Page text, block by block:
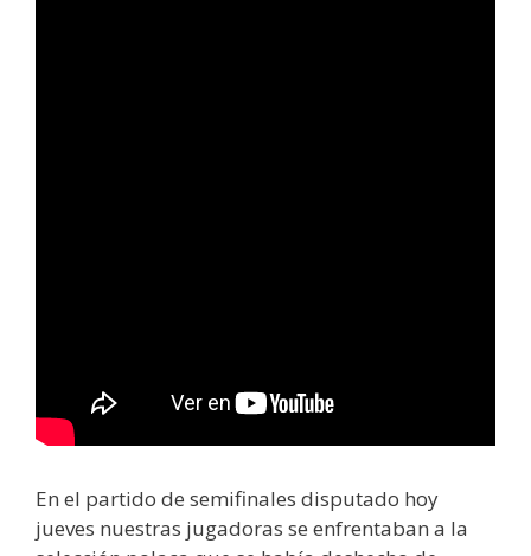
En el partido de semifinales disputado hoy
jueves nuestras jugadoras se enfrentaban a la